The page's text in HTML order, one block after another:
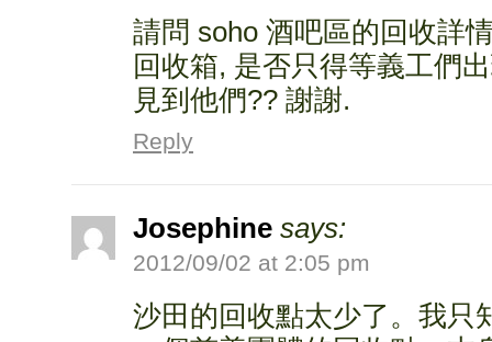
請問 soho 酒吧區的回收詳
回收箱, 是否只得等義工們
見到他們?? 謝謝.
Reply
Josephine says:
2012/09/02 at 2:05 pm
沙田的回收點太少了。我只